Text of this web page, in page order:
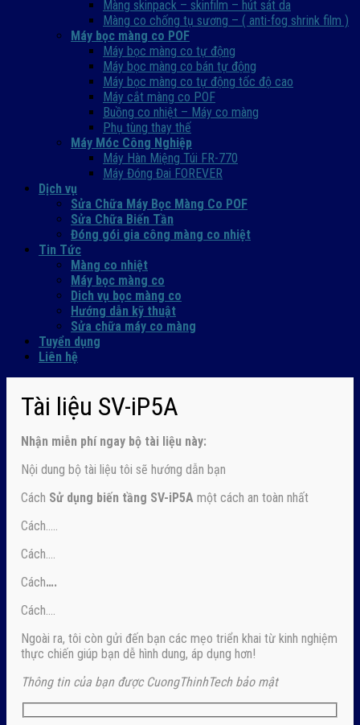
Màng skinpack – skinfilm – hút sát da
Màng co chống tụ sương – ( anti-fog shrink film )
Máy bọc màng co POF
Máy bọc màng co tự động
Máy bọc màng co bán tự động
Máy bọc màng co tự động tốc độ cao
Máy cắt màng co POF
Buồng co nhiệt – Máy co màng
Phụ tùng thay thế
Máy Móc Công Nghiệp
Máy Hàn Miệng Túi FR-770
Máy Đóng Đai FOREVER
Dịch vụ
Sửa Chữa Máy Bọc Màng Co POF
Sửa Chữa Biến Tần
Đóng gói gia công màng co nhiệt
Tin Tức
Màng co nhiệt
Máy bọc màng co
Dich vụ bọc màng co
Hướng dẫn kỹ thuật
Sửa chữa máy co màng
Tuyển dụng
Liên hệ
Tài liệu SV-iP5A
Nhận miễn phí ngay bộ tài liệu này:
Nội dung bộ tài liệu tôi sẽ hướng dẫn bạn
Cách Sử dụng biến tầng SV-iP5A một cách an toàn nhất
Cách…..
Cách….
Cách….
Cách….
Ngoài ra, tôi còn gửi đến bạn các mẹo triển khai từ kinh nghiệm
thực chiến giúp bạn dễ hình dung, áp dụng hơn!
Thông tin của bạn được CuongThinhTech bảo mật